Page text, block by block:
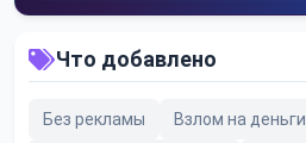
Что добавлено
Без рекламы Взлом на деньги